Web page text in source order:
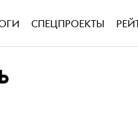
СПЕЦПРОЕКТЫ